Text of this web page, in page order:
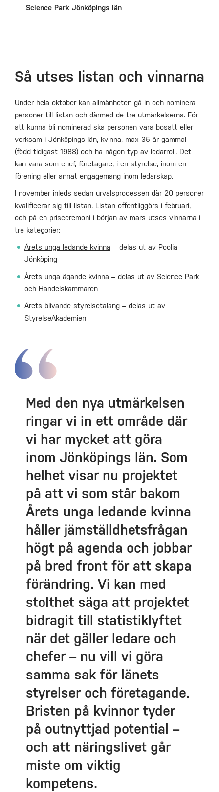
Science Park Jönköpings län
Så utses listan och vinnarna
Under hela oktober kan allmänheten gå in och nominera
personer till listan och därmed de tre utmärkelserna. För
att kunna bli nominerad ska personen vara bosatt eller
verksam i Jönköpings län, kvinna, max 35 år gammal
(född tidigast 1988) och ha någon typ av ledarroll. Det
kan vara som chef, företagare, i en styrelse, inom en
förening eller annat engagemang inom ledarskap.
I november inleds sedan urvalsprocessen där 20 personer
kvalificerar sig till listan. Listan offentliggörs i februari,
och på en prisceremoni i början av mars utses vinnarna i
tre kategorier:
Årets unga ledande kvinna – delas ut av Poolia
Jönköping
Årets unga ägande kvinna – delas ut av Science Park
och Handelskammaren
Årets blivande styrelsetalang – delas ut av
StyrelseAkademien
Med den nya utmärkelsen
ringar vi in ett område där
vi har mycket att göra
inom Jönköpings län. Som
helhet visar nu projektet
på att vi som står bakom
Årets unga ledande kvinna
håller jämställdhetsfrågan
högt på agenda och jobbar
på bred front för att skapa
förändring. Vi kan med
stolthet säga att projektet
bidragit till statistiklyftet
när det gäller ledare och
chefer – nu vill vi göra
samma sak för länets
styrelser och företagande.
Bristen på kvinnor tyder
på outnyttjad potential –
och att näringslivet går
miste om viktig
kompetens.